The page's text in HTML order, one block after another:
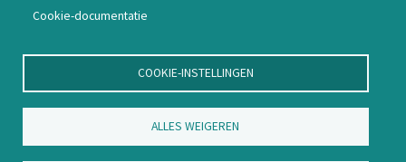
Cookie-documentatie
COOKIE-INSTELLINGEN
ALLES WEIGEREN
info@ntvp.nl
SNSBNL2A te Utrecht